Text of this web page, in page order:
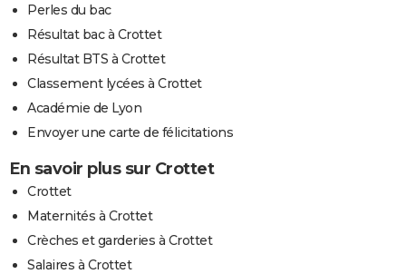
Perles du bac
Résultat bac à Crottet
Résultat BTS à Crottet
Classement lycées à Crottet
Académie de Lyon
Envoyer une carte de félicitations
En savoir plus sur Crottet
Crottet
Maternités à Crottet
Crèches et garderies à Crottet
Salaires à Crottet